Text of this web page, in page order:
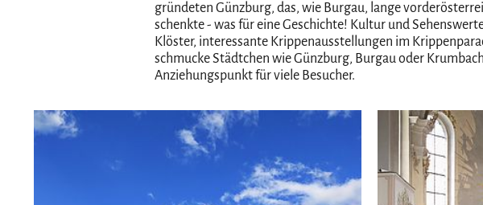
gründeten Günzburg, das, wie Burgau, lange
schenkte - was für eine Geschichte! Kultur und
Klöster, interessante Krippenausstellungen im
schmucke Städtchen wie Günzburg, Burgau oder
Anziehungspunkt für viele Besucher.